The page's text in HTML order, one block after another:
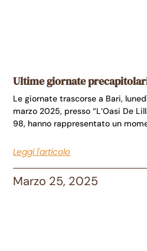
Ultime giornate
Le giornate trascorse a Bari,
marzo 2025, presso “L’Oasi De
98, hanno rappresentato un
Leggi l'articolo
Marzo 25, 2025